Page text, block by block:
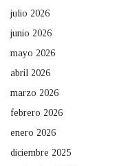
julio 2026
junio 2026
mayo 2026
abril 2026
marzo 2026
febrero 2026
enero 2026
diciembre 2025